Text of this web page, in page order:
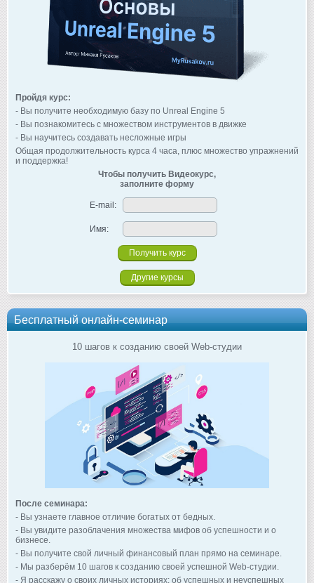
Пройдя курс:
- Вы получите необходимую базу по Unreal Engine 5
- Вы познакомитесь с множеством инструментов в движке
- Вы научитесь создавать несложные игры
Общая продолжительность курса 4 часа, плюс множество упражнений
и поддержка!
Чтобы получить Видеокурс,
заполните форму
E-mail:
Имя:
Другие курсы
Бесплатный онлайн-семинар
10 шагов к созданию своей Web-студии
После семинара:
- Вы узнаете главное отличие богатых от бедных.
- Вы увидите разоблачения множества мифов об успешности и о
бизнесе.
- Вы получите свой личный финансовый план прямо на семинаре.
- Мы разберём 10 шагов к созданию своей успешной Web-студии.
- Я расскажу о своих личных историях: об успешных и неуспешных